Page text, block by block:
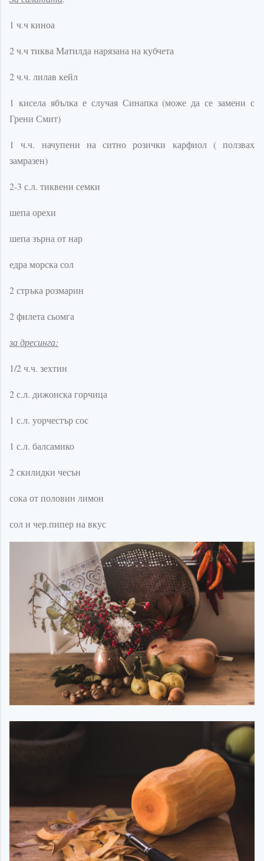
1 ч.ч киноа
2 ч.ч тиква Матилда нарязана на кубчета
2 ч.ч. лилав кейл
1 кисела ябълка е случая Синапка (може да се замени с
Грени Смит)
1 ч.ч. начупени на ситно розички карфиол ( ползвах
замразен)
2-3 с.л. тиквени семки
шепа орехи
шепа зърна от нар
едра морска сол
2 стръка розмарин
2 филета сьомга
за дресинга:
1/2 ч.ч. зехтин
2 с.л. дижонска горчица
1 с.л. уорчестър сос
1 с.л. балсамико
2 скилидки чесън
сока от половин лимон
сол и чер.пипер на вкус